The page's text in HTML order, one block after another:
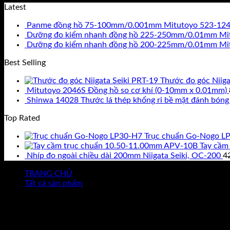
Latest
Panme đồng hồ 75-100mm/0.001mm Mitutoyo 523-124
Dưỡng đo kiểm nhanh đồng hồ 225-250mm/0.01mm
Dưỡng đo kiểm nhanh đồng hồ 200-225mm/0.01mm
Best Selling
Thước đo góc
Mitutoyo 2046S Đồng hồ so cơ khí (0-10mm x 0.01mm)
Shinwa 14028 Thước lá thép khổng rỉ bề mặt đánh
Top Rated
Trục chuẩn Go-Nogo
Tay
Nhíp đo ngoài chiều dài 200mm Niigata Seiki, OC-200
TRANG CHỦ
Tất cả sản phẩm